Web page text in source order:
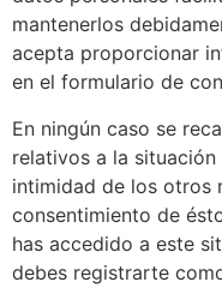
mantenerlos
acepta proporcionar
en el formulario de
En ningún caso se
relativos a la
intimidad de los otros
consentimiento de
has accedido a este
debes registrarte